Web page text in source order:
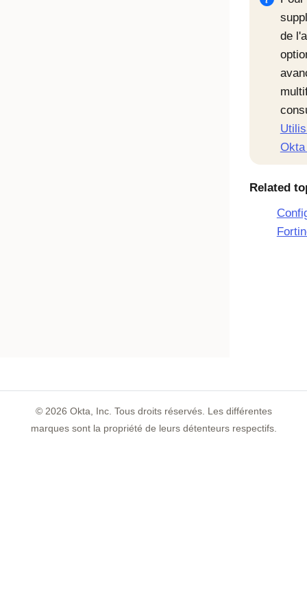
de
Related
© 2026 Okta, Inc. Tous droits réservés. Les différentes
marques sont la propriété de leurs détenteurs respectifs.